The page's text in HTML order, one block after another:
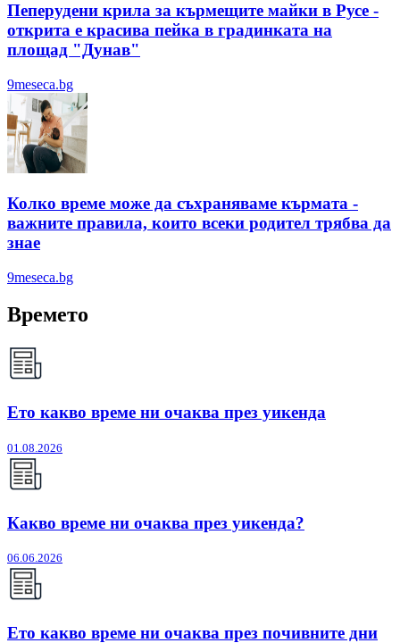
Пеперудени крила за кърмещите майки в Русе -
открита е красива пейка в градинката на
площад "Дунав"
9meseca.bg
Колко време може да съхраняваме кърмата -
важните правила, които всеки родител трябва да
знае
9meseca.bg
Времето
Ето какво време ни очаква през уикенда
01.08.2026
Какво време ни очаква през уикенда?
06.06.2026
Ето какво време ни очаква през почивните дни